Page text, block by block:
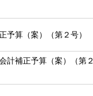
予算（案）（第２号）
計補正予算（案）（第２